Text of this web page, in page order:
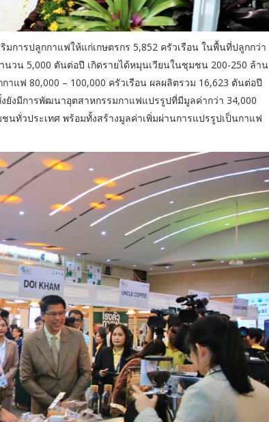
ารปลูกกาแฟให้แก่เกษตรกร 5,852 ครัวเรือน ในพื้นที่ปลูกกว่า
นวน 5,000 ตันต่อปี เกิดรายได้หมุนเวียนในชุมชน 200-250 ล้าน
าแฟ 80,000 – 100,000 ครัวเรือน ผลผลิตรวม 16,623 ตันต่อปี
ยังมีการพัฒนาอุตสาหกรรมกาแฟแปรรูปที่มีมูลค่ากว่า 34,000
ทั่วประเทศ พร้อมทั้งสร้างมูลค่าเพิ่มผ่านการแปรรูปเป็นกาแฟ